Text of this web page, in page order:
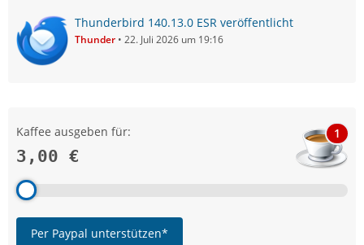
Thunderbird 140.13.0 ESR veröffentlicht
Thunder 22. Juli 2026 um 19:16
Kaffee ausgeben für:
3,00 €
1
Per Paypal unterstützen*